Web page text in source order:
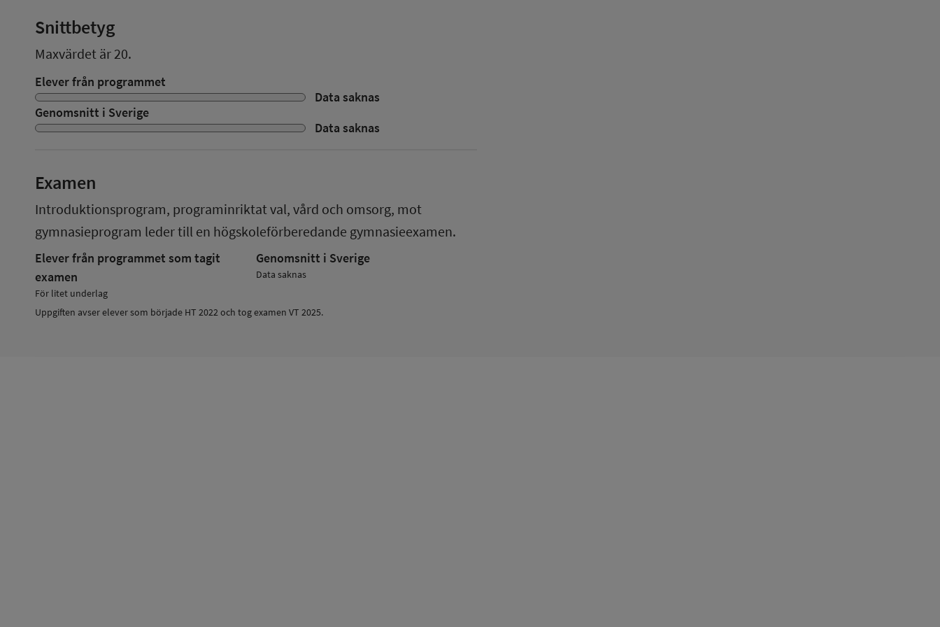
Snittbetyg
Maxvärdet är 20.
Elever från programmet
Data saknas
Genomsnitt i Sverige
Data saknas
Examen
Introduktionsprogram, programinriktat val, vård och omsorg, mot
gymnasieprogram leder till en högskoleförberedande gymnasieexamen.
Elever från programmet som tagit
examen
För litet underlag
Genomsnitt i Sverige
Data saknas
Uppgiften avser elever som började HT 2022 och tog examen VT 2025.